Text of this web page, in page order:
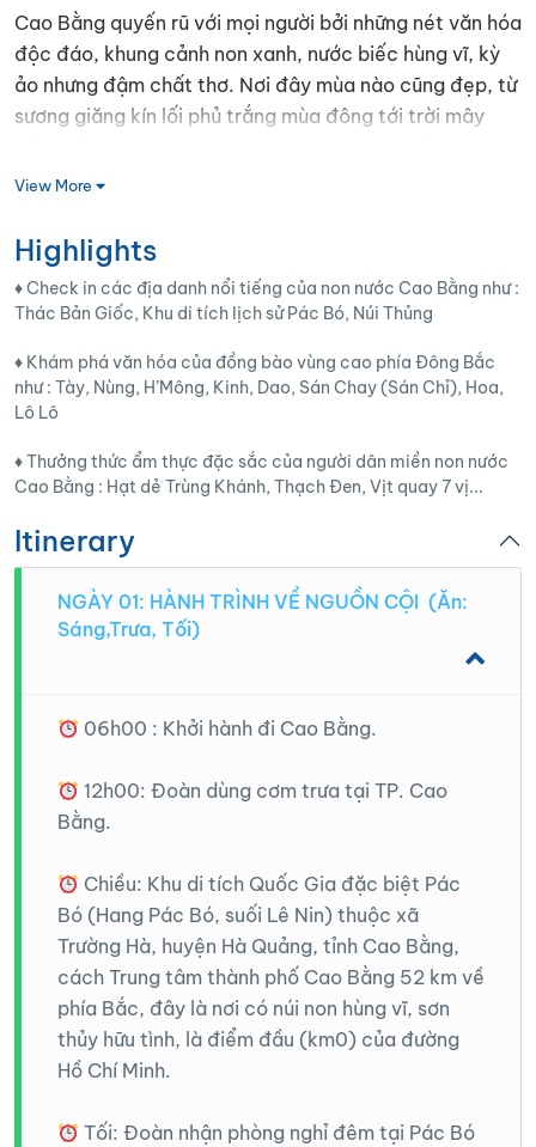
Cao Bằng quyến rũ với mọi người bởi những nét văn hóa
độc đáo, khung cảnh non xanh, nước biếc hùng vĩ, kỳ
ảo nhưng đậm chất thơ. Nơi đây mùa nào cũng đẹp, từ
sương giăng kín lối phủ trắng mùa đông tới trời mây
thu về… Chẳng thế mà du lịch miền Non nước Cao Bằng
của các “tín đồ xê dịch”. Và điều đặc biệt làm nên
những vẻ đẹp ấy chính là ngàn hoa khoe sắc. Mỗi sắc
màu, mỗi hương thơm e ấp, dịu dàng níu giữ bước chân
Facebook
Youtube
View More
Highlights
♦️ Check in các địa danh nổi tiếng của non nước Cao Bằng như :
Thác Bản Giốc, Khu di tích lịch sử Pác Bó, Núi Thủng
♦️ Khám phá văn hóa của đồng bào vùng cao phía Đông Bắc
như : Tày, Nùng, H’Mông, Kinh, Dao, Sán Chay (Sán Chỉ), Hoa,
Lô Lô
♦️ Thưởng thức ẩm thực đặc sắc của người dân miền non nước
Cao Bằng : Hạt dẻ Trùng Khánh, Thạch Đen, Vịt quay 7 vị...
Itinerary
NGÀY 01: HÀNH TRÌNH VỀ NGUỒN CỘI (Ăn:
Sáng,Trưa, Tối)
06h00 : Khởi hành đi Cao Bằng.
12h00: Đoàn dùng cơm trưa tại TP. Cao
Bằng.
Chiều: Khu di tích Quốc Gia đặc biệt Pác
Bó (Hang Pác Bó, suối Lê Nin) thuộc xã
Trường Hà, huyện Hà Quảng, tỉnh Cao Bằng,
cách Trung tâm thành phố Cao Bằng 52 km về
phía Bắc, đây là nơi có núi non hùng vĩ, sơn
thủy hữu tình, là điểm đầu (km0) của đường
Hồ Chí Minh.
Tối: Đoàn nhận phòng nghỉ đêm tại Pác Bó